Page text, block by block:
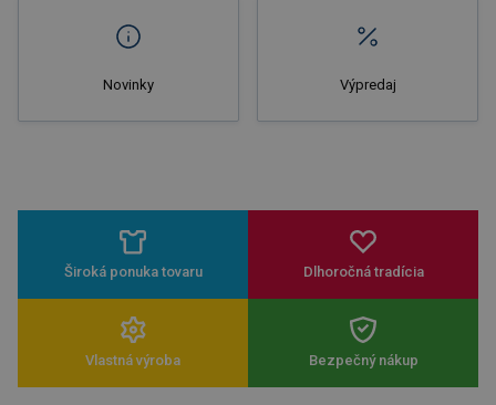
Novinky Výpredaj
Široká ponuka tovaru Dlhoročná tradícia
Vlastná výroba Bezpečný nákup